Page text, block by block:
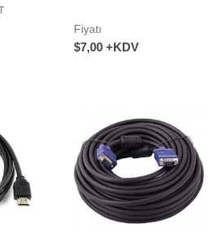
Fiyatı
$7,00 +KDV